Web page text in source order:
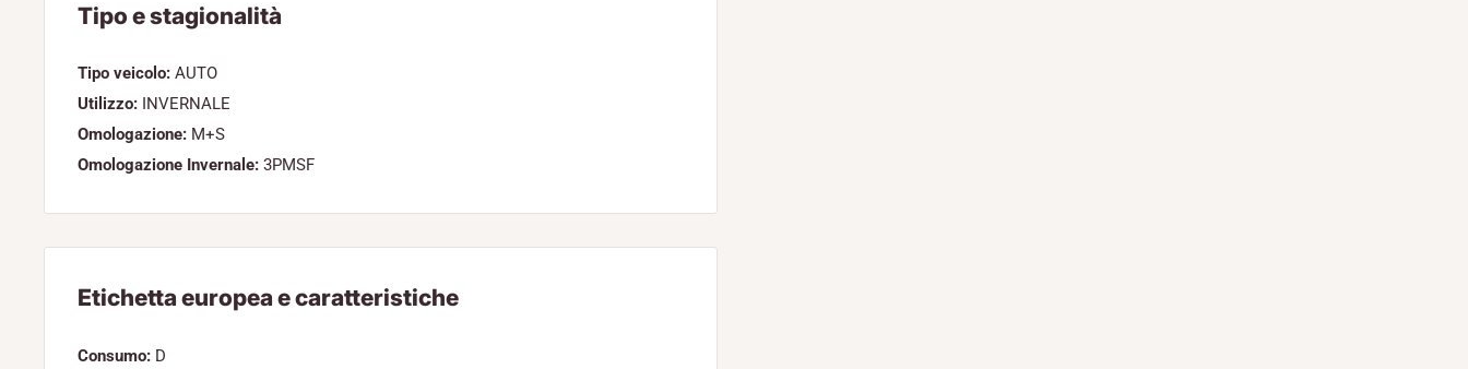
Tipo e stagionalità
Tipo veicolo: AUTO
Utilizzo: INVERNALE
Omologazione: M+S
Omologazione Invernale: 3PMSF
Etichetta europea e caratteristiche
Consumo: D